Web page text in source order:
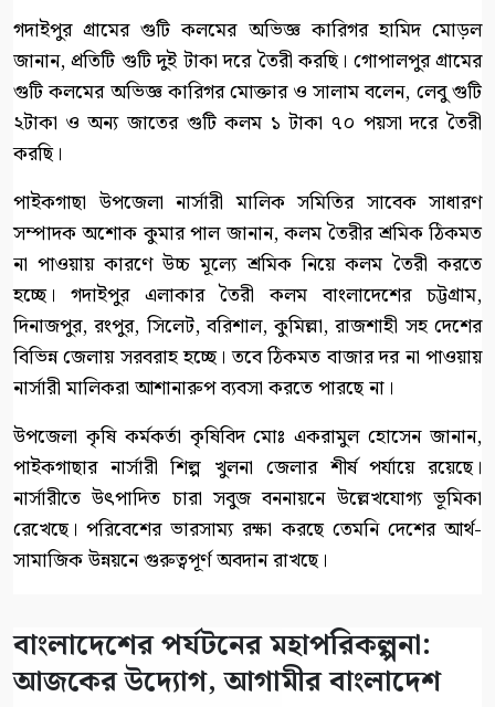
গদাইপুর গ্রামের গুটি কলমের অভিজ্ঞ কারিগর হামিদ মোড়ল
জানান, প্রতিটি গুটি দুই টাকা দরে তৈরী করছি। গোপালপুর গ্রামের
গুটি কলমের অভিজ্ঞ কারিগর মোক্তার ও সালাম বলেন, লেবু গুটি
২টাকা ও অন্য জাতের গুটি কলম ১ টাকা ৭০ পয়সা দরে তৈরী
করছি।
পাইকগাছা উপজেলা নার্সারী মালিক সমিতির সাবেক সাধারণ
সম্পাদক অশোক কুমার পাল জানান, কলম তৈরীর শ্রমিক ঠিকমত
না পাওয়ায় কারণে উচ্চ মূল্যে শ্রমিক নিয়ে কলম তৈরী করতে
হচ্ছে। গদাইপুর এলাকার তৈরী কলম বাংলাদেশের চট্টগ্রাম,
দিনাজপুর, রংপুর, সিলেট, বরিশাল, কুমিল্লা, রাজশাহী সহ দেশের
বিভিন্ন জেলায় সরবরাহ হচ্ছে। তবে ঠিকমত বাজার দর না পাওয়ায়
নার্সারী মালিকরা আশানারুপ ব্যবসা করতে পারছে না।
উপজেলা কৃষি কর্মকর্তা কৃষিবিদ মোঃ একরামুল হোসেন জানান,
পাইকগাছার নার্সারী শিল্প খুলনা জেলার শীর্ষ পর্যায়ে রয়েছে।
নার্সারীতে উৎপাদিত চারা সবুজ বননায়নে উল্লেখযোগ্য ভূমিকা
রেখেছে। পরিবেশের ভারসাম্য রক্ষা করছে তেমনি দেশের আর্থ-
সামাজিক উন্নয়নে গুরুত্বপূর্ণ অবদান রাখছে।
বাংলাদেশের পর্যটনের মহাপরিকল্পনা:
আজকের উদ্যোগ, আগামীর বাংলাদেশ